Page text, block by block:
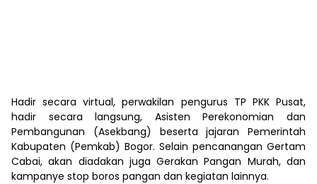
Hadir secara virtual, perwakilan pengurus TP PKK Pusat,
hadir secara langsung, Asisten Perekonomian dan
Pembangunan (Asekbang) beserta jajaran Pemerintah
Kabupaten (Pemkab) Bogor. Selain pencanangan Gertam
Cabai, akan diadakan juga Gerakan Pangan Murah, dan
kampanye stop boros pangan dan kegiatan lainnya.